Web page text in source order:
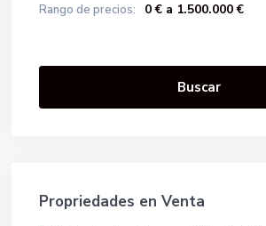
Rango de precios: 0 € a 1.500.000 €
Buscar
Propriedades en Venta